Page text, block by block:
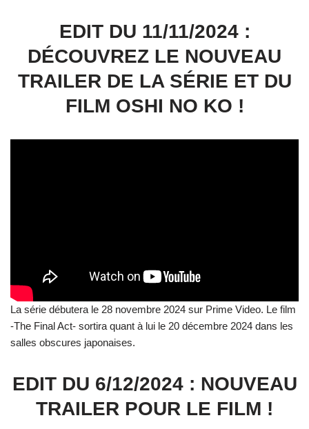
EDIT DU 11/11/2024 :
DÉCOUVREZ LE NOUVEAU
TRAILER DE LA SÉRIE ET DU
FILM OSHI NO KO !
La série débutera le 28 novembre 2024 sur Prime Video. Le film
-The Final Act- sortira quant à lui le 20 décembre 2024 dans les
salles obscures japonaises.
EDIT DU 6/12/2024 : NOUVEAU
TRAILER POUR LE FILM !